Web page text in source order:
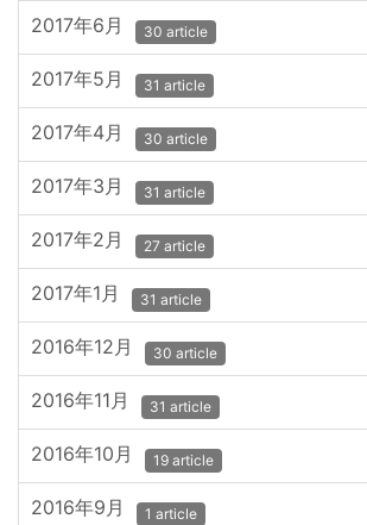
2017年6月 30 article
2017年5月 31 article
2017年4月 30 article
2017年3月 31 article
2017年2月 27 article
2017年1月 31 article
2016年12月 30 article
2016年11月 31 article
2016年10月 19 article
2016年9月 1 article